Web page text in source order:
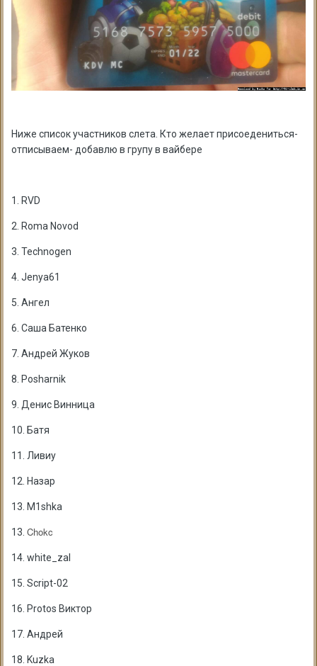
Ниже список участников слета. Кто желает присоедениться-
отписываем- добавлю в групу в вайбере
1. RVD
2. Roma Novod
3. Technogen
4. Jenya61
5. Ангел
6. Саша Батенко
7. Андрей Жуков
8. Posharnik
9. Денис Винница
10. Батя
11. Ливиу
12. Назар
13. M1shka
13. Chokc
14. white_zal
15. Script-02
16. Protos Виктор
17. Андрей
18. Kuzka